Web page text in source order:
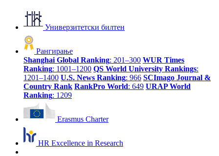
Универзитетски билтен
Рангирање
Shanghai Global Ranking: 201–300 WUR Times
Ranking: 1001–1200 QS World University Rankings:
1201–1400 U.S. News Ranking: 966 SCImago Journal &
Country Rank RankPro World: 649 URAP World
Ranking: 1209
Erasmus Charter
HR Excellence in Research